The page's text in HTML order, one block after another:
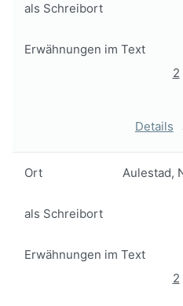
als Schreibort
Erwähnungen im Text
2
Details
Ort Aulestad,
als Schreibort
Erwähnungen im Text
2